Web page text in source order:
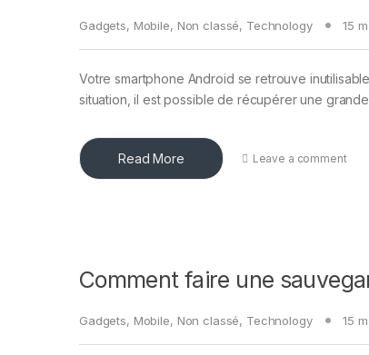
Gadgets, Mobile, Non classé, Technology 15
Votre smartphone Android se retrouve
situation, il est possible de récupérer une grande
Read More Leave a comment
Comment faire une
Gadgets, Mobile, Non classé, Technology 15